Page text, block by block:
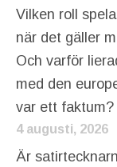
Vilken roll
när det gäller
Och varför
med den
var ett faktum?
4 augusti, 2026
Är